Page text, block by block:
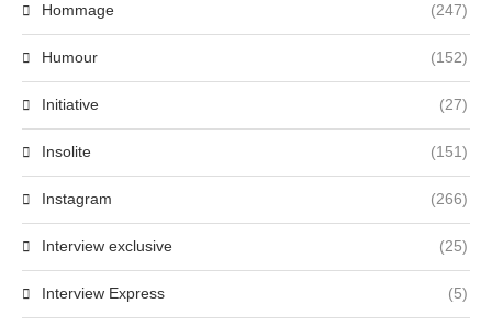
Hommage (247)
Humour (152)
Initiative (27)
Insolite (151)
Instagram (266)
Interview exclusive (25)
Interview Express (5)